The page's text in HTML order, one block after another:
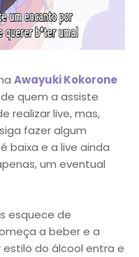
Awayuki Kokorone
quem a assiste
realizar live, mas,
fazer algum
baixa e a live ainda
um eventual
esquece de
a beber e a
estilo do álcool entra e